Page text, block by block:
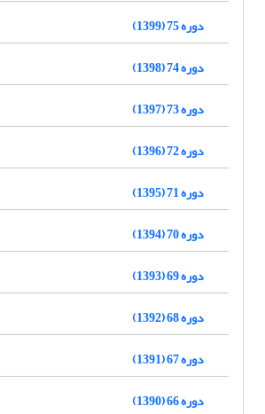
دوره 75 (1399)
دوره 74 (1398)
دوره 73 (1397)
دوره 72 (1396)
دوره 71 (1395)
دوره 70 (1394)
دوره 69 (1393)
دوره 68 (1392)
دوره 67 (1391)
دوره 66 (1390)